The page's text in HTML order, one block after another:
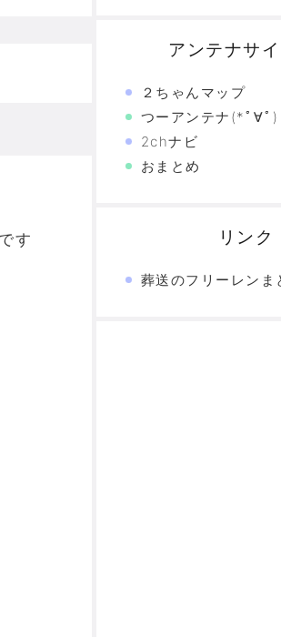
す
アンテナサ
２ちゃんマップ
つーアンテナ(*ﾟ∀ﾟ)
2chナビ
おまとめ
リンク
葬送のフリーレンま